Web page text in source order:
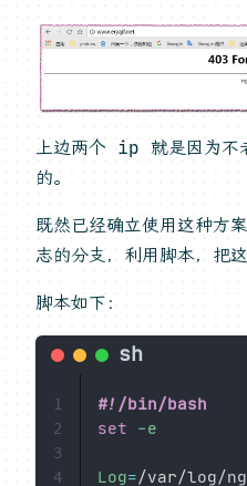
上边两个 ip 就是因为不
的。
既然已经确立使用这种方
志的分支，利用脚本，把
脚本如下：
#!/bin/bash
set
-e
Log=
1
2
3
4